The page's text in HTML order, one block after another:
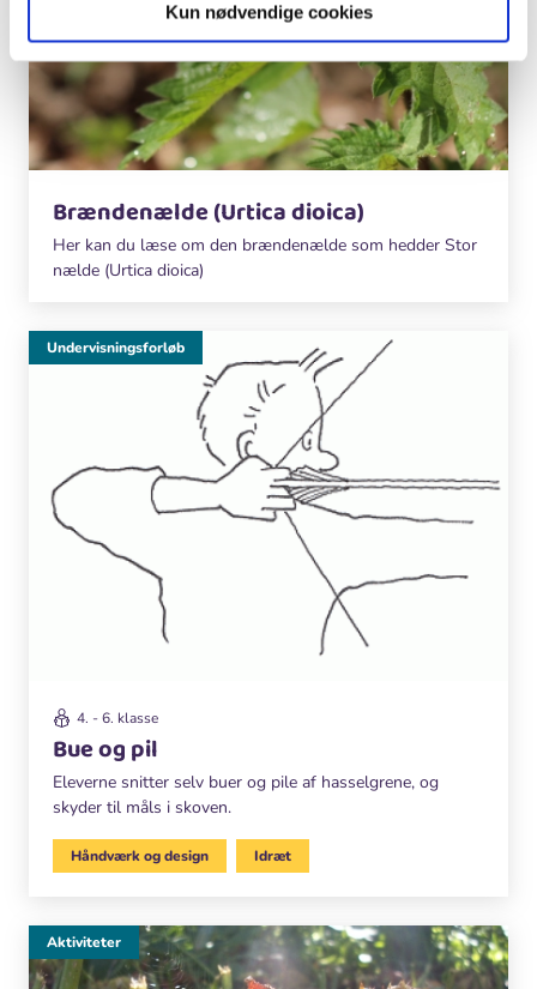
Kun nødvendige cookies
Brændenælde (Urtica dioica)
Her kan du læse om den brændenælde som hedder Stor
nælde (Urtica dioica)
4. - 6. klasse
Bue og pil
Eleverne snitter selv buer og pile af hasselgrene, og
skyder til måls i skoven.
Undervisningsforløb
Håndværk og design Idræt
Aktiviteter